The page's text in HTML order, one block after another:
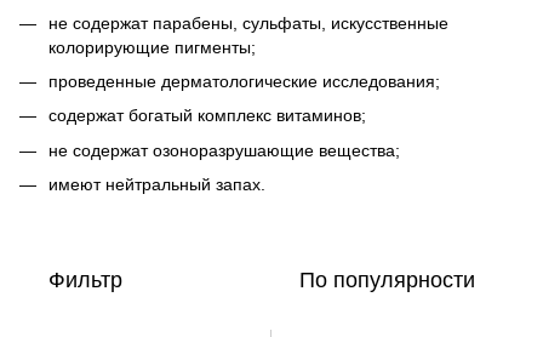
не содержат парабены, сульфаты, искусственные
колорирующие пигменты;
проведенные дерматологические исследования;
содержат богатый комплекс витаминов;
не содержат озоноразрушающие вещества;
имеют нейтральный запах.
Фильтр По популярности